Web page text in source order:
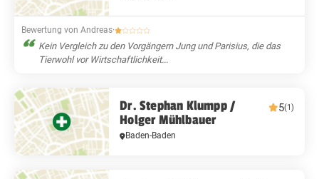
Bewertung von Andreas·
Kein Vergleich zu den Vorgängern Jung und Parisius, die das
Tierwohl vor Wirtschaftlichkeit...
Dr. Stephan Klumpp /
Holger Mühlbauer
5(1)
Baden-Baden